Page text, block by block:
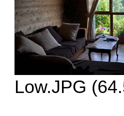
Low.JPG